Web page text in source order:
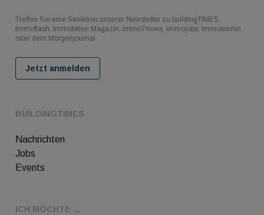
BUILDINGTIMES
Nachrichten
Jobs
Events
ICH MÖCHTE ...
Treffen Sie eine Selektion unserer Newsletter zu buildingTIMES,
immoflash, Immobilien Magazin, immo7news, immojobs, immotermin
oder dem Morgenjournal
Jetzt anmelden